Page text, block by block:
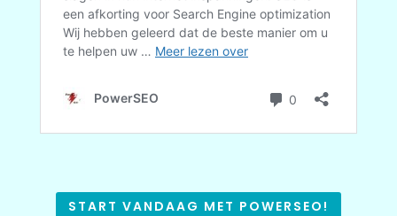
START VANDAAG MET POWERSEO!